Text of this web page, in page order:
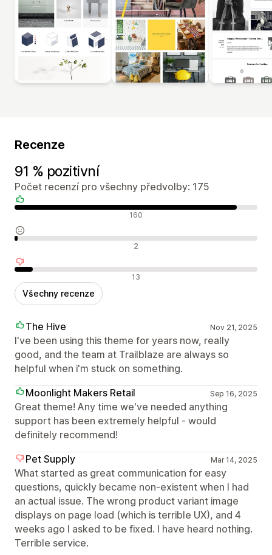
Recenze
91 % pozitivní
Počet recenzí pro všechny předvolby: 175
Pozitivní recenze 160
Neutrální recenze 2
Negativní recenze 13
Všechny recenze
The Hive Nov 21, 2025
I've been using this theme for years now, really
good, and the team at Trailblaze are always so
helpful when i'm stuck on something.
Moonlight Makers Retail
Sep 16, 2025
Great theme! Any time we've needed anything
support has been extremely helpful - would
definitely recommend!
Pet Supply
Mar 14, 2025
What started as great communication for easy
questions, quickly became non-existent when I had
an actual issue. The wrong product variant image
displays on page load (which is terrible UX), and 4
weeks ago I asked to be fixed. I have heard nothing.
Terrible service.